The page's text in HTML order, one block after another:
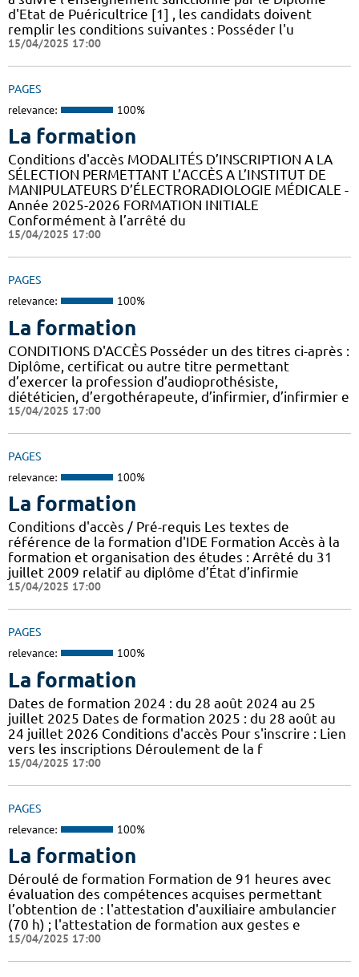
d'Etat de Puéricultrice [1] , les candidats doivent
remplir les conditions suivantes : Posséder l'u
15/04/2025 17:00
PAGES
relevance: 100%
La formation
Conditions d'accès MODALITÉS D’INSCRIPTION A LA
SÉLECTION PERMETTANT L’ACCÈS A L’INSTITUT DE
MANIPULATEURS D’ÉLECTRORADIOLOGIE MÉDICALE -
Année 2025-2026 FORMATION INITIALE
Conformément à l’arrêté du
15/04/2025 17:00
PAGES
relevance: 100%
La formation
CONDITIONS D'ACCÈS Posséder un des titres ci-après :
Diplôme, certificat ou autre titre permettant
d’exercer la profession d’audioprothésiste,
diététicien, d’ergothérapeute, d’infirmier, d’infirmier e
15/04/2025 17:00
PAGES
relevance: 100%
La formation
Conditions d'accès / Pré-requis Les textes de
référence de la formation d'IDE Formation Accès à la
formation et organisation des études : Arrêté du 31
juillet 2009 relatif au diplôme d’État d’infirmie
15/04/2025 17:00
PAGES
relevance: 100%
La formation
Dates de formation 2024 : du 28 août 2024 au 25
juillet 2025 Dates de formation 2025 : du 28 août au
24 juillet 2026 Conditions d'accès Pour s'inscrire : Lien
vers les inscriptions Déroulement de la f
15/04/2025 17:00
PAGES
relevance: 100%
La formation
Déroulé de formation Formation de 91 heures avec
évaluation des compétences acquises permettant
l’obtention de : l'attestation d'auxiliaire ambulancier
(70 h) ; l'attestation de formation aux gestes e
15/04/2025 17:00